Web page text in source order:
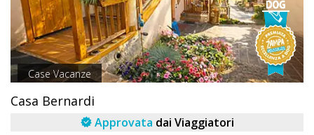
Case Vacanze
Casa Bernardi
Approvata dai Viaggiatori